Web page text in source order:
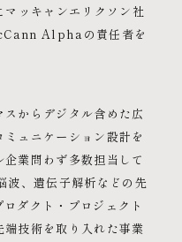
ッキャンエリクソン社
Alphaの責任者を
からデジタル含めた広
ュニケーション設計を
業問わず多数担当して
波、遺伝子解析などの先
ダクト・プロジェクト
技術を取り入れた事業